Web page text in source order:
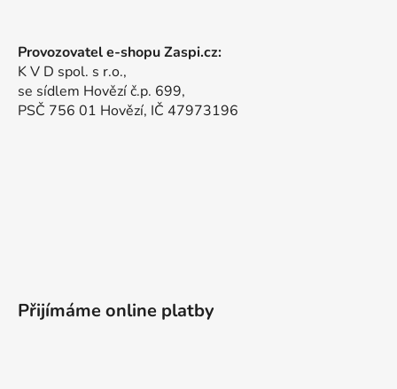
Provozovatel e-shopu Zaspi.cz:
K V D spol. s r.o.,
se sídlem Hovězí č.p. 699,
PSČ 756 01 Hovězí, IČ 47973196
Přijímáme online platby